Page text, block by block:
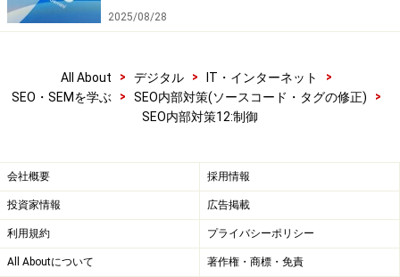
記述しアクセスブロックする方が無難です。
エンジンにおいては、必ずしも強制力があるという
わけではありません。どちらかというと“依頼”に近
いかもしれません。その為、機密情報の保護には、
2025/08/28
All About > デジタル > IT・インターネット
>
SEO・SEMを学ぶ
> SEO内部対策(ソースコード・タグの修正)
>
SEO内部対策12:制御
会社概要 採用情報
投資家情報 広告掲載
利用規約 プライバシーポリシー
All Aboutについて 著作権・商標・免責